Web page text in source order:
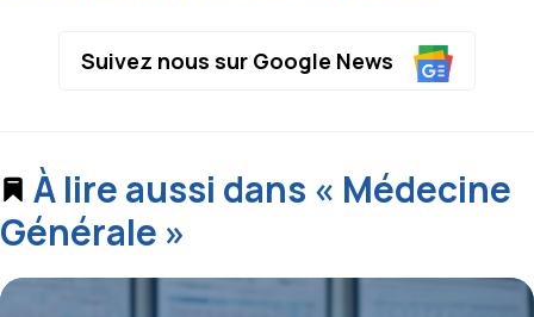
Suivez nous sur Google News
À lire aussi dans « Médecine
Générale »